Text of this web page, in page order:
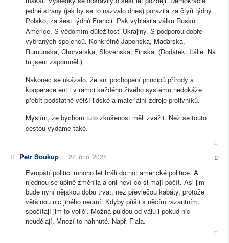
jedné strany (jak by se to nazvalo dnes) porazila za čtyři týdny
Polsko, za šest týdnů Francii. Pak vyhlásila válku Rusku i
Americe. S vědomím důležitosti Ukrajiny. S podporou dobře
vybraných spojenců. Konkrétně Japonska, Maďarska,
Rumunska, Chorvatska, Slovenska, Finska. (Dodatek: Itálie. Na
tu jsem zapomněl.)
Nakonec se ukázalo, že ani pochopení principů přírody a
kooperace entit v rámci každého živého systému nedokáže
přebít podstatně větší lidské a materiální zdroje protivníků.
Myslím, že bychom tuto zkušenost měli zvážit. Než se touto
cestou vydáme také.
Petr Soukup 22. úno. 2025 -2
Evropští politici mnoho let hráli do not americké politice. A
njednou se úplně změnila a oni neví co si mají počít. Asi jim
bude nyní nějakou dobu trvat, než převlečou kabáty, protože
většinou nic jiného neumí. Kdyby přišli s něčím razantním,
spočítají jim to voliči. Možná půjdou od válu i pokud nic
neudělají. Mnozí to nahnuté. Např. Fiala.